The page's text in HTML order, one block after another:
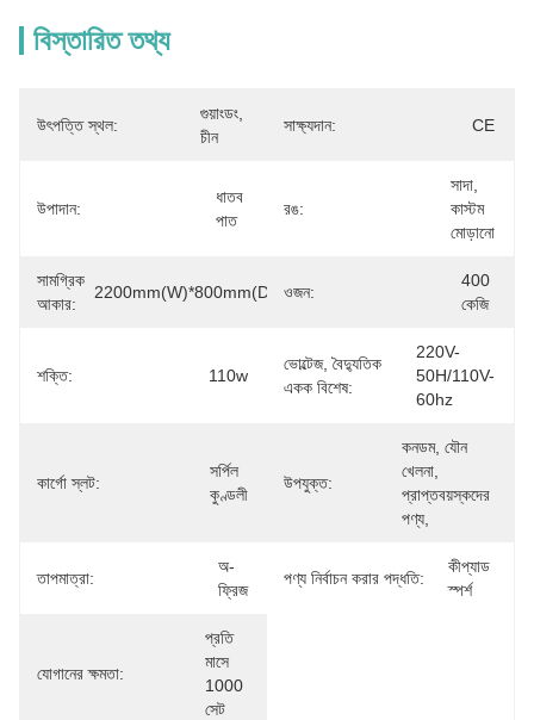
বিস্তারিত তথ্য
উৎপত্তি স্থল:
গুয়াংডং,
চীন
সাক্ষ্যদান: CE
উপাদান:
ধাতব
পাত
রঙ:
সাদা,
কাস্টম
মোড়ানো
সামগ্রিক
আকার:
2200mm(W)*800mm(D)*1920mm(H)
ওজন:
400
কেজি
শক্তি: 110w
ভোল্টেজ, বৈদ্যুতিক
একক বিশেষ:
220V-
50H/110V-
60hz
কার্গো স্লট:
সর্পিল
কুণ্ডলী
উপযুক্ত:
কনডম, যৌন
খেলনা,
প্রাপ্তবয়স্কদের
পণ্য,
তাপমাত্রা:
অ-
ফ্রিজ
পণ্য নির্বাচন করার পদ্ধতি:
কীপ্যাড
স্পর্শ
যোগানের ক্ষমতা:
প্রতি
মাসে
1000
সেট